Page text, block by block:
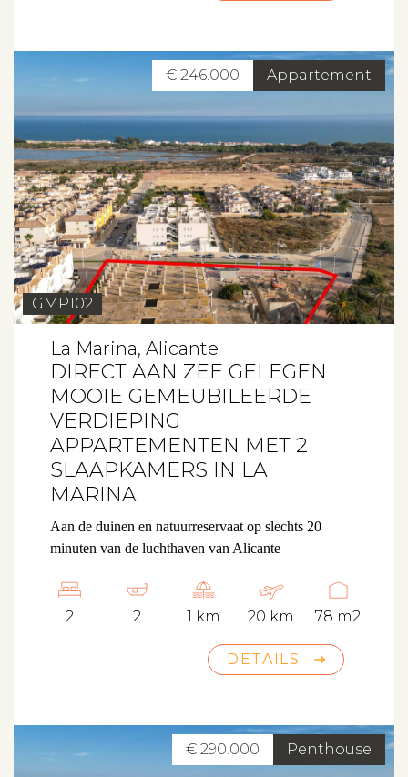
Appartement
€ 246.000
GMP102
La Marina, Alicante
DIRECT AAN ZEE GELEGEN
MOOIE GEMEUBILEERDE
VERDIEPING
APPARTEMENTEN MET 2
SLAAPKAMERS IN LA
MARINA
Aan de duinen en natuurreservaat op slechts 20
minuten van de luchthaven van Alicante
2 2 1 km 20 km 78 m2
DETAILS
Penthouse
€ 290.000